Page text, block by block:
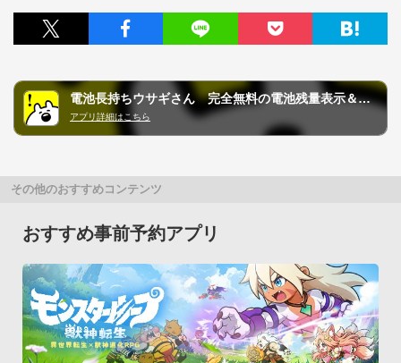
電池長持ちウサギさん 完全無料の電池残量表示＆かわいいゲーム
アプリ詳細はこちら
その他のおすすめコンテンツ
おすすめ事前予約アプリ